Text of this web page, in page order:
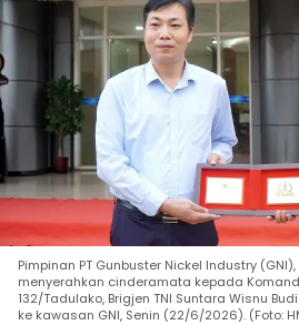
Pimpinan PT Gunbuster Nickel Industry
menyerahkan cinderamata kepada
132/Tadulako, Brigjen TNI Suntara Wisnu
ke kawasan GNI, Senin (22/6/2026). (Foto: